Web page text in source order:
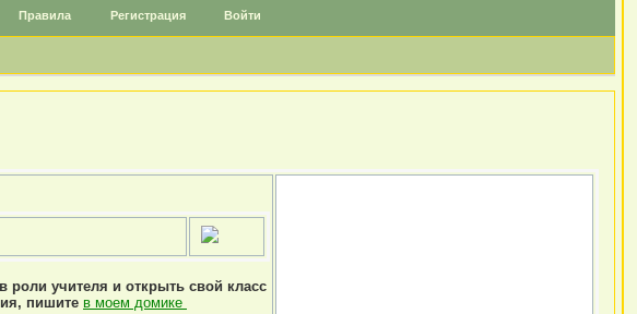
Правила Регистрация Войти
роли учителя и открыть свой класс
пишите в моем домике